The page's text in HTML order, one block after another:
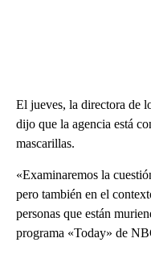
El jueves, la directora de
dijo que la agencia está
mascarillas.
«Examinaremos la
pero también en el
personas que están
programa «Today» de